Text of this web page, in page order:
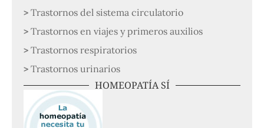
Trastornos del sistema circulatorio
Trastornos en viajes y primeros auxilios
Trastornos respiratorios
Trastornos urinarios
HOMEOPATÍA SÍ